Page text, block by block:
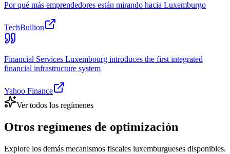
Por qué más emprendedores están mirando hacia Luxemburgo
TechBullion
Financial Services Luxembourg introduces the first integrated
financial infrastructure system
Yahoo Finance
Ver todos los regímenes
Otros regímenes de optimización
Explore los demás mecanismos fiscales luxemburgueses disponibles.